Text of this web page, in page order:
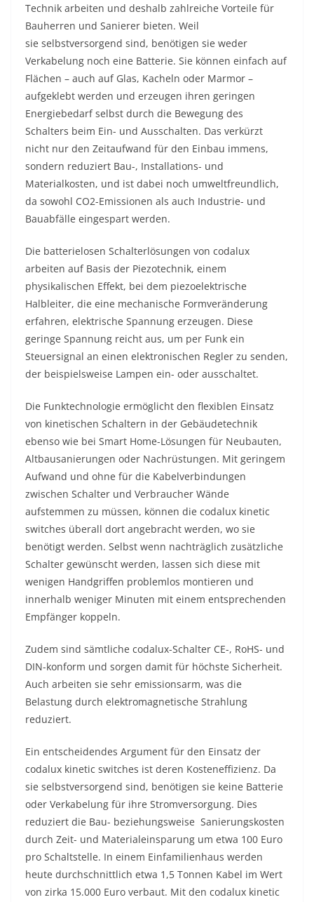
Technik arbeiten und deshalb zahlreiche Vorteile für
Bauherren und Sanierer bieten. Weil
sie selbstversorgend sind, benötigen sie weder
Verkabelung noch eine Batterie. Sie können einfach auf
Flächen – auch auf Glas, Kacheln oder Marmor –
aufgeklebt werden und erzeugen ihren geringen
Energiebedarf selbst durch die Bewegung des
Schalters beim Ein- und Ausschalten. Das verkürzt
nicht nur den Zeitaufwand für den Einbau immens,
sondern reduziert Bau-, Installations- und
Materialkosten, und ist dabei noch umweltfreundlich,
da sowohl CO2-Emissionen als auch Industrie- und
Bauabfälle eingespart werden.
Die batterielosen Schalterlösungen von codalux
arbeiten auf Basis der Piezotechnik, einem
physikalischen Effekt, bei dem piezoelektrische
Halbleiter, die eine mechanische Formveränderung
erfahren, elektrische Spannung erzeugen. Diese
geringe Spannung reicht aus, um per Funk ein
Steuersignal an einen elektronischen Regler zu senden,
der beispielsweise Lampen ein- oder ausschaltet.
Die Funktechnologie ermöglicht den flexiblen Einsatz
von kinetischen Schaltern in der Gebäudetechnik
ebenso wie bei Smart Home-Lösungen für Neubauten,
Altbausanierungen oder Nachrüstungen. Mit geringem
Aufwand und ohne für die Kabelverbindungen
zwischen Schalter und Verbraucher Wände
aufstemmen zu müssen, können die codalux kinetic
switches überall dort angebracht werden, wo sie
benötigt werden. Selbst wenn nachträglich zusätzliche
Schalter gewünscht werden, lassen sich diese mit
wenigen Handgriffen problemlos montieren und
innerhalb weniger Minuten mit einem entsprechenden
Empfänger koppeln.
Zudem sind sämtliche codalux-Schalter CE-, RoHS- und
DIN-konform und sorgen damit für höchste Sicherheit.
Auch arbeiten sie sehr emissionsarm, was die
Belastung durch elektromagnetische Strahlung
reduziert.
Ein entscheidendes Argument für den Einsatz der
codalux kinetic switches ist deren Kosteneffizienz. Da
sie selbstversorgend sind, benötigen sie keine Batterie
oder Verkabelung für ihre Stromversorgung. Dies
reduziert die Bau- beziehungsweise Sanierungskosten
durch Zeit- und Materialeinsparung um etwa 100 Euro
pro Schaltstelle. In einem Einfamilienhaus werden
heute durchschnittlich etwa 1,5 Tonnen Kabel im Wert
von zirka 15.000 Euro verbaut. Mit den codalux kinetic